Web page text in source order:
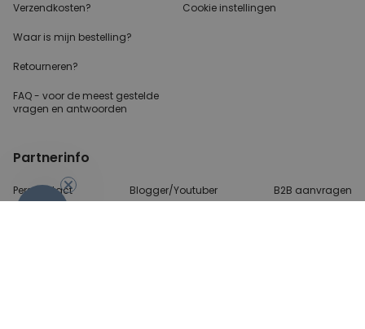
Verzendkosten?
Waar is mijn bestelling?
Retourneren?
FAQ - voor de meest gestelde
vragen en antwoorden
Cookie instellingen
Partnerinfo
Perscontact Blogger/Youtuber B2B aanvragen